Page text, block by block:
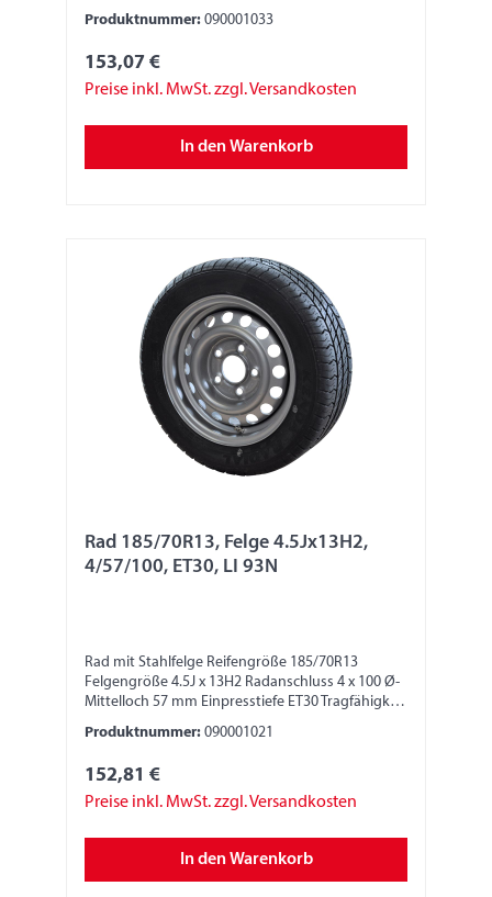
560 kg LI 88H
Produktnummer: 090001033
153,07 €
Preise inkl. MwSt. zzgl. Versandkosten
In den Warenkorb
Rad 185/70R13, Felge 4.5Jx13H2,
4/57/100, ET30, LI 93N
Rad mit Stahlfelge Reifengröße 185/70R13
Felgengröße 4.5J x 13H2 Radanschluss 4 x 100 Ø-
Mittelloch 57 mm Einpresstiefe ET30 Tragfähigkeit
650 kg LI 93N
Produktnummer: 090001021
152,81 €
Preise inkl. MwSt. zzgl. Versandkosten
In den Warenkorb